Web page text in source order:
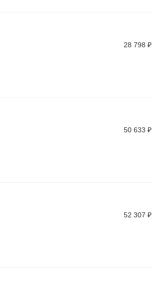
28 798 ₽
50 633 ₽
52 307 ₽